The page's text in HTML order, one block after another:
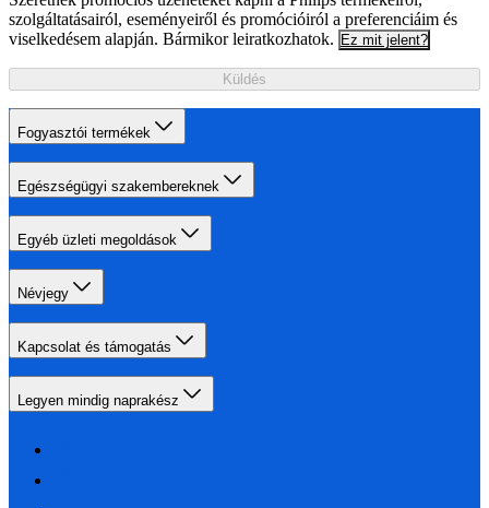
szolgáltatásairól, eseményeiről és promócióiról a preferenciáim és
viselkedésem alapján. Bármikor leiratkozhatok. Ez mit jelent?
Küldés
Fogyasztói termékek
Egészségügyi szakembereknek
Egyéb üzleti megoldások
Névjegy
Kapcsolat és támogatás
Legyen mindig naprakész